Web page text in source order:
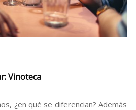
Vinoteca
¿en qué se diferencian? Además